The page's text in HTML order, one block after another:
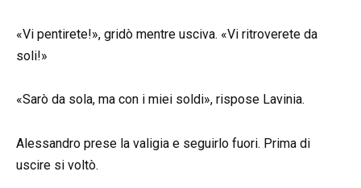
«Vi pentirete!», gridò mentre usciva. «Vi ritroverete da
soli!»
«Sarò da sola, ma con i miei soldi», rispose Lavinia.
Alessandro prese la valigia e seguirlo fuori. Prima di
uscire si voltò.